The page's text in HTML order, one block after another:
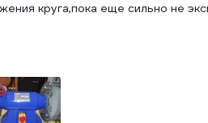
круга,пока еще сильно не